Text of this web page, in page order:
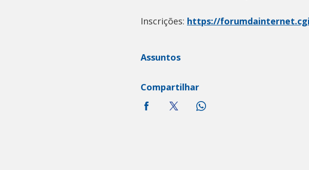
Inscrições: https://
Assuntos
Compartilhar